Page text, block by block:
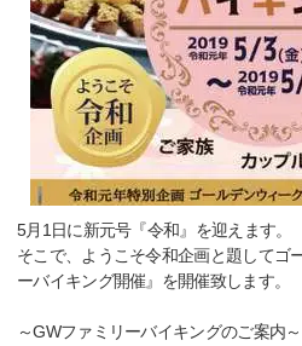
5月1日に新元号『令和』を迎えます。
そこで、ようこそ令和企画と題してゴ
ーバイキング開催』を開催致します。
～GWファミリーバイキングのご案内～